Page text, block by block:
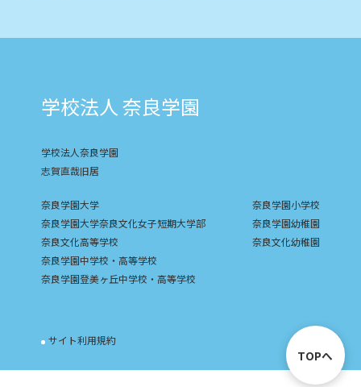
学校法人 奈良学園
学校法人奈良学園
志賀直哉旧居
奈良学園大学
奈良学園大学奈良文化女子短期大学部
奈良文化高等学校
奈良学園中学校・高等学校
奈良学園登美ヶ丘中学校・高等学校
奈良学園小学校
奈良学園幼稚園
奈良文化幼稚園
サイト利用規約
TOPへ